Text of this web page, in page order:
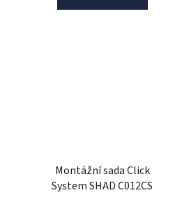
Montážní sada Click
System SHAD C012CS